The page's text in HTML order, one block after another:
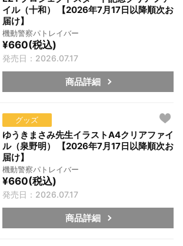
イル（十和） 【2026年7月17日以降順次お
届け】
機動警察パトレイバー
¥660(税込)
発売日：2026.07.17
商品詳細
グッズ
ゆうきまさみ先生イラストA4クリアファイ
ル（泉野明） 【2026年7月17日以降順次お
届け】
機動警察パトレイバー
¥660(税込)
発売日：2026.07.17
商品詳細